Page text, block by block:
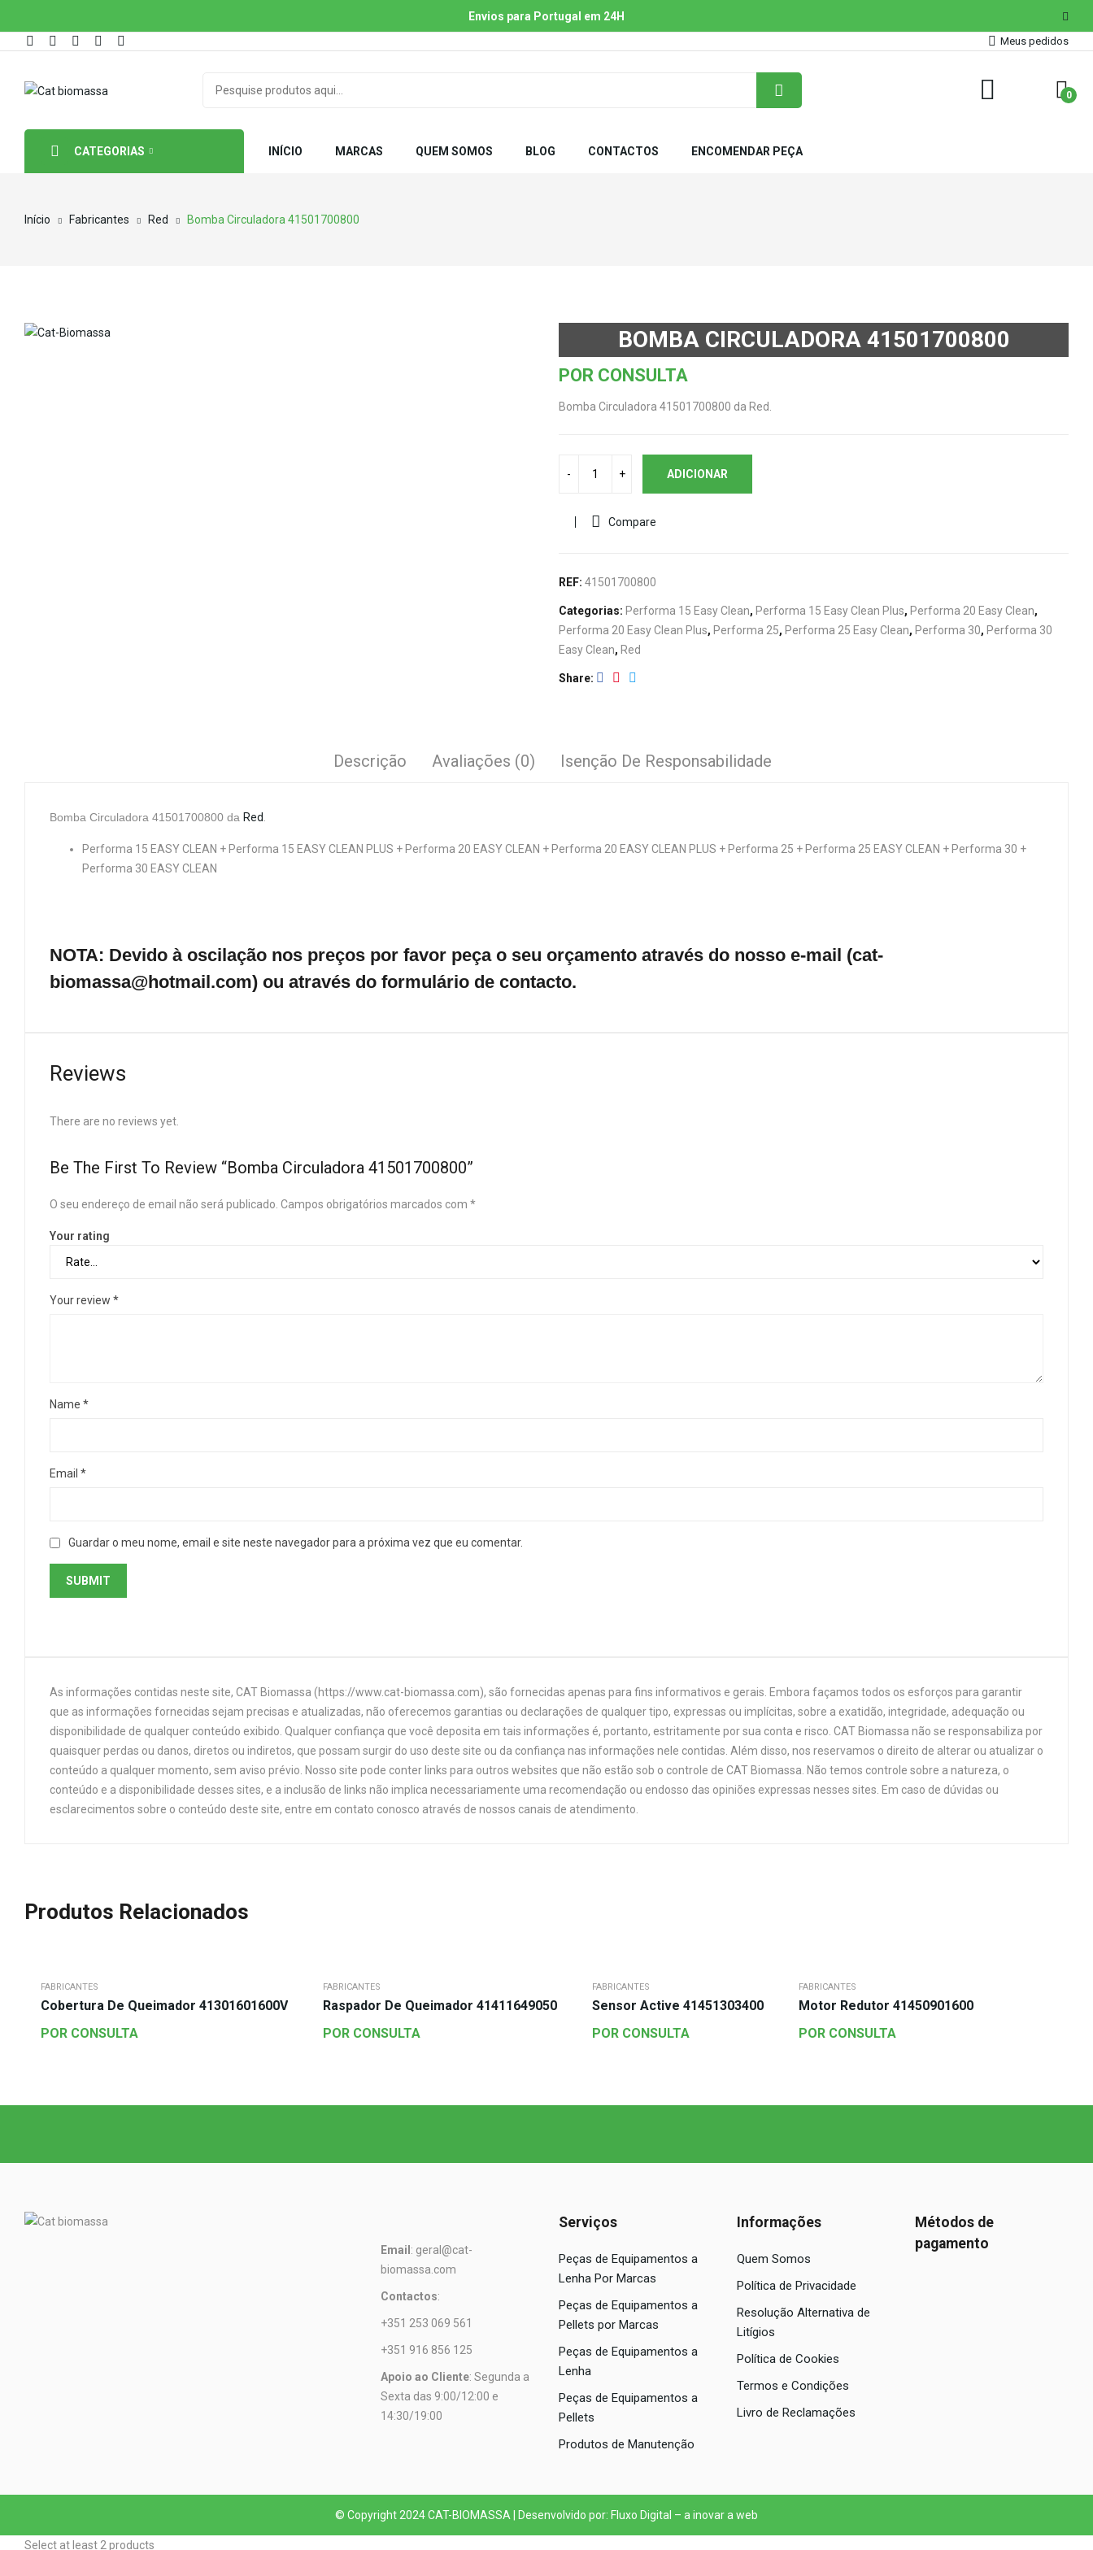
Envios para Portugal em 24H
Meus pedidos
0
CATEGORIAS INÍCIO MARCAS QUEM SOMOS BLOG CONTACTOS ENCOMENDAR PEÇA
Início Fabricantes Red Bomba Circuladora 41501700800
BOMBA CIRCULADORA 41501700800
POR CONSULTA
Bomba Circuladora 41501700800 da Red.
ADICIONAR
Compare
REF: 41501700800
Categorias: Performa 15 Easy Clean, Performa 15 Easy Clean Plus, Performa 20 Easy Clean,
Performa 20 Easy Clean Plus, Performa 25, Performa 25 Easy Clean, Performa 30, Performa 30
Easy Clean, Red
Share
Descrição Avaliações (0) Isenção De Responsabilidade
Bomba Circuladora 41501700800 da Red
Performa 15 EASY CLEAN + Performa 15 EASY CLEAN PLUS + Performa 20 EASY CLEAN + Performa 20 EASY CLEAN PLUS + Performa 25 + Performa 25 EASY CLEAN + Performa 30 +
Performa 30 EASY CLEAN
NOTA: Devido à oscilação nos preços por favor peça o seu orçamento através do nosso e-mail (cat-
biomassa@hotmail.com) ou através do formulário de contacto.
Reviews
There are no reviews yet.
Be The First To Review “Bomba Circuladora 41501700800”
O seu endereço de email não será publicado. Campos obrigatórios marcados com *
Your rating
Your review *
Name *
Email *
Guardar o meu nome, email e site neste navegador para a próxima vez que eu comentar.
As informações contidas neste site, CAT Biomassa (https://www.cat-biomassa.com), são fornecidas apenas para fins informativos e gerais. Embora façamos todos os esforços para garantir
que as informações fornecidas sejam precisas e atualizadas, não oferecemos garantias ou declarações de qualquer tipo, expressas ou implícitas, sobre a exatidão, integridade, adequação ou
disponibilidade de qualquer conteúdo exibido. Qualquer confiança que você deposita em tais informações é, portanto, estritamente por sua conta e risco. CAT Biomassa não se responsabiliza por
quaisquer perdas ou danos, diretos ou indiretos, que possam surgir do uso deste site ou da confiança nas informações nele contidas. Além disso, nos reservamos o direito de alterar ou atualizar o
conteúdo a qualquer momento, sem aviso prévio. Nosso site pode conter links para outros websites que não estão sob o controle de CAT Biomassa. Não temos controle sobre a natureza, o
conteúdo e a disponibilidade desses sites, e a inclusão de links não implica necessariamente uma recomendação ou endosso das opiniões expressas nesses sites. Em caso de dúvidas ou
esclarecimentos sobre o conteúdo deste site, entre em contato conosco através de nossos canais de atendimento.
Produtos Relacionados
FABRICANTES
Cobertura De Queimador 41301601600V
POR CONSULTA
FABRICANTES
Raspador De Queimador 41411649050
POR CONSULTA
FABRICANTES
Sensor Active 41451303400
POR CONSULTA
FABRICANTES
Motor Redutor 41450901600
POR CONSULTA
Email : geral@cat-
biomassa.com
Contactos:
+351 253 069 561
+351 916 856 125
Apoio ao Cliente: Segunda a
Sexta das 9:00/12:00 e
14:30/19:00
Serviços
Peças de Equipamentos a
Lenha Por Marcas
Peças de Equipamentos a
Pellets por Marcas
Peças de Equipamentos a
Lenha
Peças de Equipamentos a
Pellets
Produtos de Manutenção
Informações
Quem Somos
Política de Privacidade
Resolução Alternativa de
Litígios
Política de Cookies
Termos e Condições
Livro de Reclamações
Métodos de
pagamento
© Copyright 2024 CAT-BIOMASSA | Desenvolvido por: Fluxo Digital – a inovar a web
Select at least 2 products